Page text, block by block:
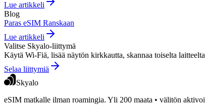
Lue artikkeli
Blog
Paras eSIM Ranskaan
Lue artikkeli
Valitse Skyalo-liittymä
Käytä Wi-Fiä, lisää näytön kirkkautta, skannaa toiselta
Selaa liittymiä
Skyalo
eSIM matkalle ilman roamingia. Yli 200 maata • välitön